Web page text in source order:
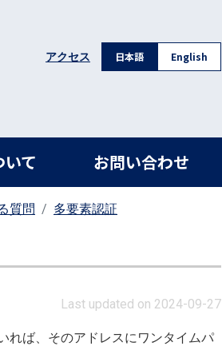
アクセス 日本語 English
て お問い合わせ
質問 多要素認証
Last updated on 2024-09-27
れば、そのアドレスにワンタイムパ